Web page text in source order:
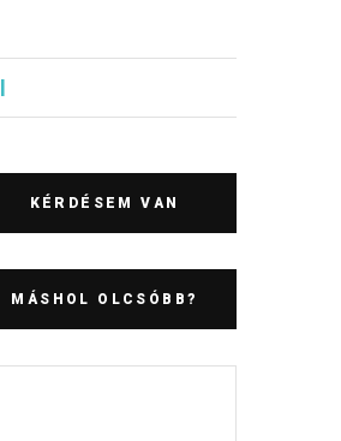
KÉRDÉSEM VAN
MÁSHOL OLCSÓBB?